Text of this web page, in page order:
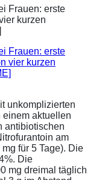
Frauen: erste
vier kurzen
unkomplizierten
aktuellen
antibiotischen
am
für 5 Tage). Die
Die
mg dreimal täglich